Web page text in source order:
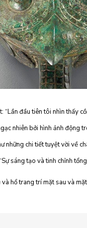
“Lần đầu tiên tôi nhìn thấy
nhiên bởi hình ảnh động
những chi tiết tuyệt vời về
sáng tạo và tinh chỉnh
và hổ trang trí mặt sau và